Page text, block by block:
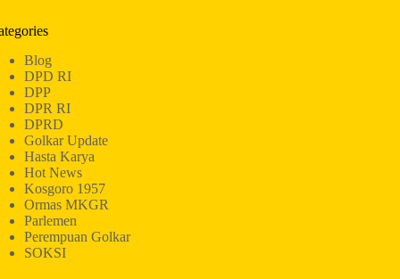
Blog
DPD RI
DPP
DPR RI
DPRD
Golkar Update
Hasta Karya
Hot News
Kosgoro 1957
Ormas MKGR
Parlemen
Perempuan Golkar
SOKSI